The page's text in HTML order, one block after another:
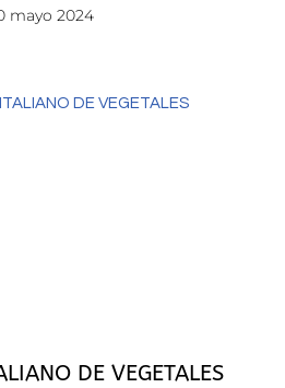
mayo 2024
DE VEGETALES